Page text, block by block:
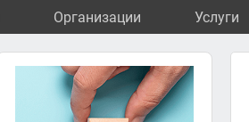
Организации Услуги